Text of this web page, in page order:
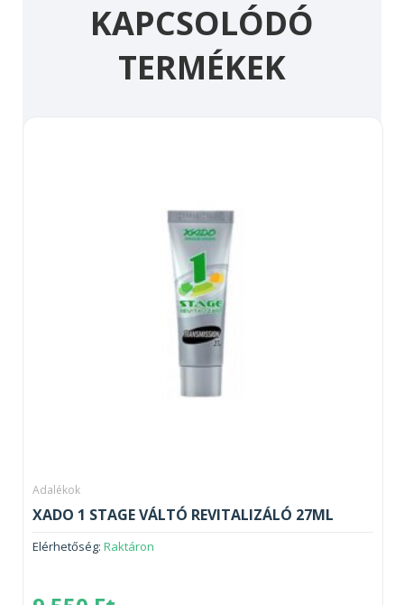
KAPCSOLÓDÓ
TERMÉKEK
Adalékok
XADO 1 STAGE VÁLTÓ REVITALIZÁLÓ 27ML
Elérhetőség: Raktáron